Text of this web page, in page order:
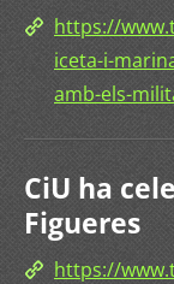
https://
iceta-i-
amb-els-
CiU ha
Figueres
https://